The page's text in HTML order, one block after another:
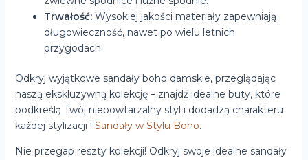
Trwałość:Wysokiej jakości materiały zapewniają
długowieczność, nawet po wielu letnich
przygodach.
Odkryj wyjątkowe sandały boho damskie, przeglądając
naszą ekskluzywną kolekcję – znajdź idealne buty, które
podkreślą Twój niepowtarzalny styl i dodadzą charakteru
każdej stylizacji ! Sandały w Stylu Boho.
Nie przegap reszty kolekcji! Odkryj swoje idealne sandały